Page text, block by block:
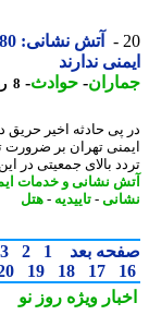
آتش
ندارند
- حوادث -8 روز پیش - چهارشنبه 7 مرداد 1405، 10:15
حادثه اخیر حریق در
تهران بر ضرورت توجه
بالای جمعیتی در این
نشانی و خدمات ایمنی
-تاییدیه-هتل
بعد 1
2
3
4
17
18
19
20
ویژهروز نو